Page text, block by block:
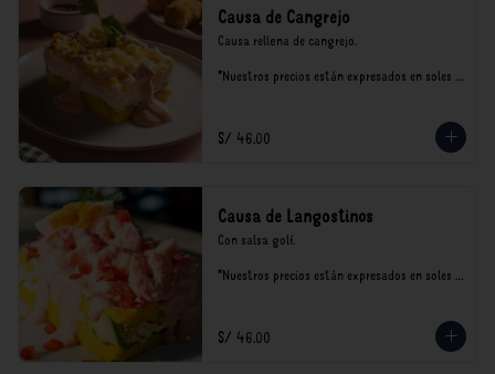
Causa de Cangrejo
Causa rellena de cangrejo.
*Nuestros precios están expresados en soles e
S/ 46.00
Causa de Langostinos
Con salsa golf.
*Nuestros precios están expresados en soles e
S/ 46.00